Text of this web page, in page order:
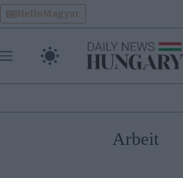
Skip
to
content
HelloMagyar
Arbeit